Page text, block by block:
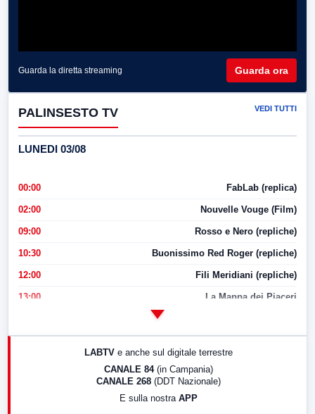
Guarda la diretta streaming Guarda ora
PALINSESTO TV VEDI TUTTI
LUNEDI 03/08
00:00 FabLab (replica)
02:00 Nouvelle Vouge (Film)
09:00 Rosso e Nero (repliche)
10:30 Buonissimo Red Roger (repliche)
12:00 Fili Meridiani (repliche)
13:00 La Mappa dei Piaceri
17:00 LabNews (replica)
LABTV e anche sul digitale terrestre
CANALE 84 (in Campania)
CANALE 268 (DDT Nazionale)
E sulla nostra APP